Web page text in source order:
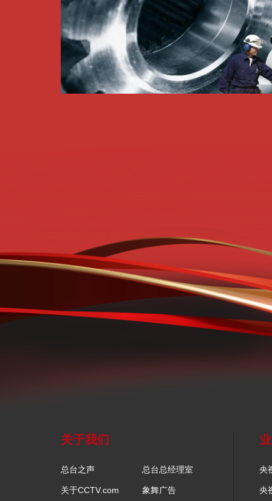
关于我们
总台之声 总台总经理室
关于CCTV.com 象舞广告
央
央